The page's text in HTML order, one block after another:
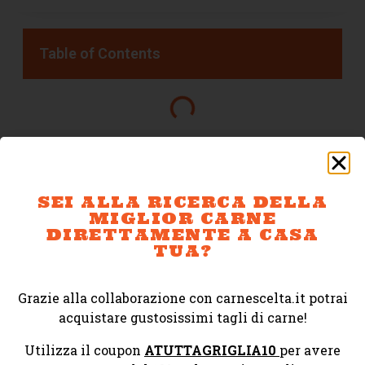
Table of Contents
CI TROVI ANCHE QUI
SEI ALLA RICERCA DELLA
SEI ALLA RICERCA DELLA
MIGLIOR CARNE
DIRETTAMENTE A CASA
TUA?
Grazie alla collaborazione con carnescelta.it potrai
acquistare gustosissimi tagli di carne!
Utilizza il coupon ATUTTAGRIGLIA10 per avere